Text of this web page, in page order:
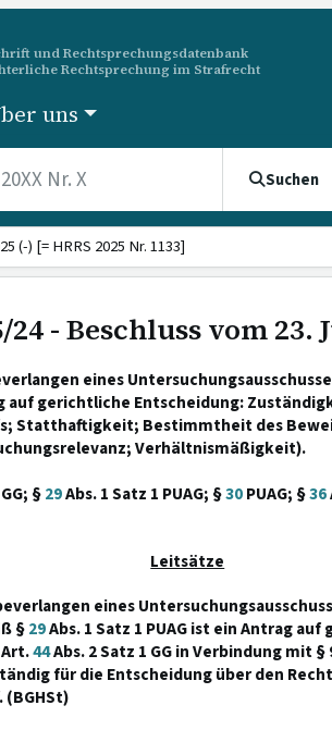
und Rechtsprechungsdatenbank
Rechtsprechung im Strafrecht
uns
Suchen
(-) [= HRRS 2025 Nr. 1133]
24 - Beschluss vom 23.
eines
auf gerichtliche Entscheidung:
Statthaftigkeit; Bestimmtheit des
Verhältnismäßigkeit).
§29Abs. 1 Satz 1 PUAG; §30PUAG; §36
Leitsätze
eines
§29Abs. 1 Satz 1 PUAG ist ein Antrag
44Abs. 2 Satz 1 GG in Verbindung mit §
für die Entscheidung über den